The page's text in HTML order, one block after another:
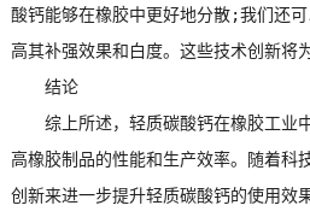
酸钙能够在橡胶中更好地分散;我们还
高其补强效果和白度。这些技术创新将
结论
综上所述，轻质碳酸钙在橡胶工业
高橡胶制品的性能和生产效率。随着科
创新来进一步提升轻质碳酸钙的使用效